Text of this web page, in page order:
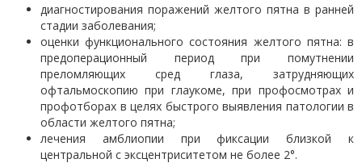
диагностирования поражений желтого пятна в ранней
стадии заболевания;
оценки функционального состояния желтого пятна: в
предоперационный период при помутнении
преломляющих сред глаза, затрудняющих
офтальмоскопию при глаукоме, при профосмотрах и
профотборах в целях быстрого выявления патологии в
области желтого пятна;
лечения амблиопии при фиксации близкой к
центральной с эксцентриситетом не более 2°.